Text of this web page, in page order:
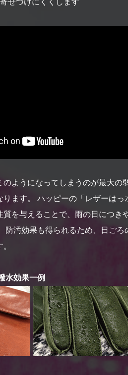
せつけにくくします
ようになってしまうのが最大の
ます。 ハッピーの「レザーはっ
を与えることで、雨の日につき
汚効果も得られるため、日ご
水効果一例